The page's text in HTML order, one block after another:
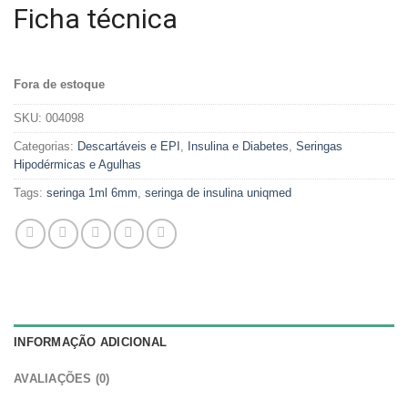
Ficha técnica
Fora de estoque
SKU: 004098
Categorias: Descartáveis e EPI Insulina e Diabetes Seringas
Hipodérmicas e Agulhas
Tags: seringa 1ml 6mm seringa de insulina uniqmed
INFORMAÇÃO ADICIONAL
AVALIAÇÕES (0)